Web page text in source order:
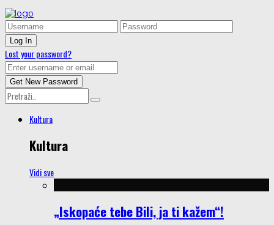
Lost your password?
Kultura
Kultura
Vidi sve
„Iskopaće tebe Bili, ja ti kažem“!